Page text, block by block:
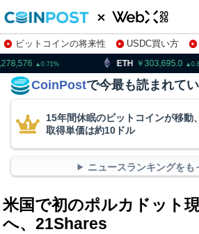
ビットコインの将来性 USDC買い方
株特集・関連銘柄
ETH 303,695.0 XRP
CoinPostで今最も読まれて
15年間休眠のビットコインが移動
取得単価は約10ドル
ニュースランキングをも
米国で初のポルカドット
へ、21Shares